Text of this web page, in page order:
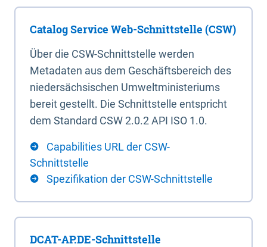
Catalog Service Web-Schnittstelle (CSW)
Über die CSW-Schnittstelle werden
Metadaten aus dem Geschäftsbereich des
niedersächsischen Umweltministeriums
bereit gestellt. Die Schnittstelle entspricht
dem Standard CSW 2.0.2 API ISO 1.0.
Capabilities URL der CSW-
Schnittstelle
Spezifikation der CSW-Schnittstelle
DCAT-AP.DE-Schnittstelle